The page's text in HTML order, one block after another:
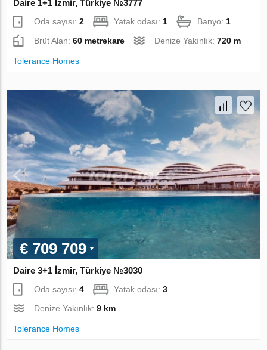
Daire 1+1 İzmir, Türkiye №3777
Oda sayısı:2 Yatak odası:1 Banyo:1
Brüt Alan:60 metrekare Denize Yakınlık:720 m
Tolerance Homes
€ 709 709
Daire 3+1 İzmir, Türkiye №3030
Oda sayısı:4 Yatak odası:3
Denize Yakınlık:9 km
Tolerance Homes